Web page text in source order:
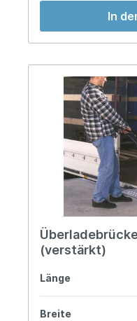
In
(verstärkt)
Länge
Breite